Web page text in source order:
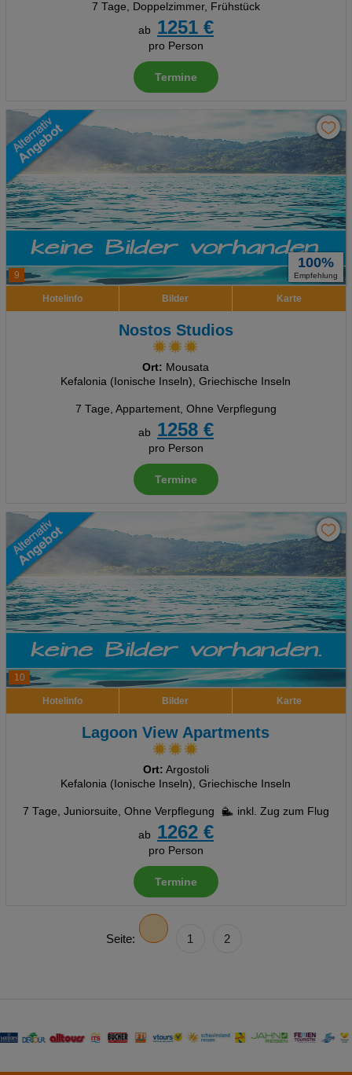
7 Tage, Doppelzimmer, Frühstück
ab
1251 €
pro Person
Termine
9
100%
Empfehlung
Hotelinfo Bilder Karte
Nostos Studios
Ort: Mousata
Kefalonia (Ionische Inseln), Griechische Inseln
7 Tage, Appartement, Ohne Verpflegung
ab
1258 €
pro Person
Termine
10
Hotelinfo Bilder Karte
Lagoon View Apartments
Ort: Argostoli
Kefalonia (Ionische Inseln), Griechische Inseln
7 Tage, Juniorsuite, Ohne Verpflegung
inkl. Zug zum Flug
ab
1262 €
pro Person
Termine
Seite: 1 2